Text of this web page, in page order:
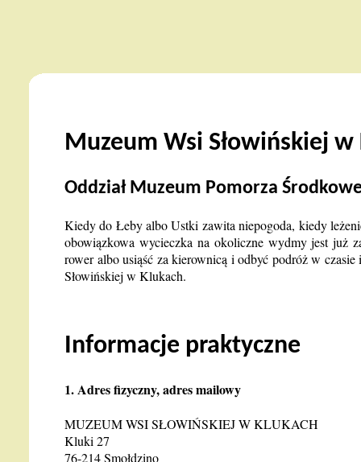
Muzeum Wsi Słowińskiej w
Oddział Muzeum Pomorza
Kiedy do Łeby albo Ustki zawita niepogoda, kiedy
obowiązkowa wycieczka na okoliczne wydmy jest już
rower albo usiąść za kierownicą i odbyć podróż w
Słowińskiej w Klukach.
Informacje praktyczne
1. Adres fizyczny, adres mailowy
MUZEUM WSI SŁOWIŃSKIEJ W KLUKACH
Kluki 27
76-214 Smołdzino